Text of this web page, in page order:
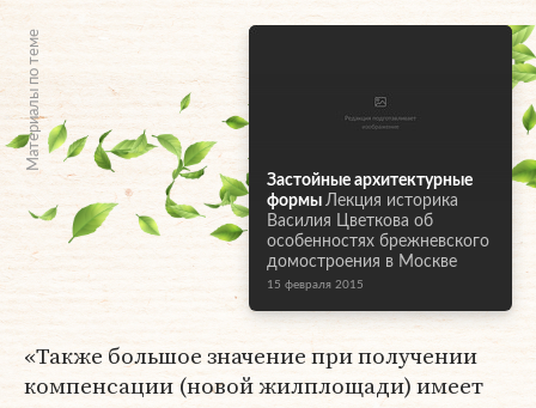
Материалы по теме
Застойные архитектурные
формы Лекция историка
Василия Цветкова об
особенностях брежневского
домостроения в Москве
15 февраля 2015
«Также большое значение при получении
компенсации (новой жилплощади) имеет